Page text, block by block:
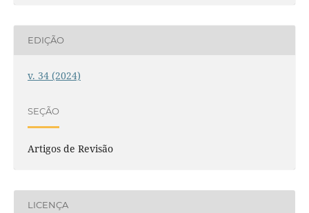
EDIÇÃO
v. 34 (2024)
SEÇÃO
Artigos de Revisão
LICENÇA